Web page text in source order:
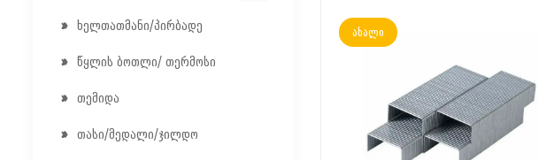
ხელთათმანი/პირბადე
წყლის ბოთლი/ თერმოსი
თემიდა
თასი/მედალი/ჯილდო
ახალი